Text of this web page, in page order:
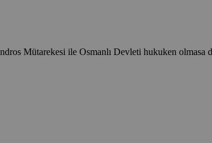
Mütarekesi ile Osmanlı Devleti hukuken olmasa